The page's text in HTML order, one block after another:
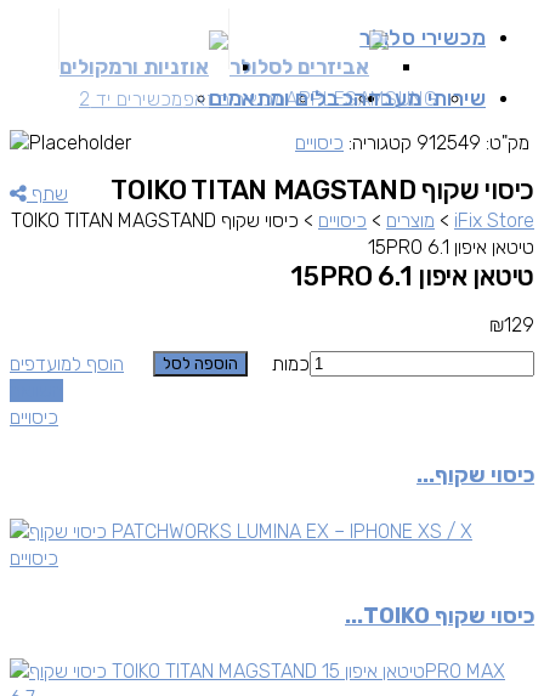
אביזרים לסלולר אוזניות ורמקולים
מכשירי סלולר
SAMSUNG
APPLEמכשירים זאפמכשירים יד 2 שירותי מעבדהכבלים ומתאמים
שתף
iFix Store
> מוצרים > כיסויים >
כיסוי שקוף TOIKO TITAN MAGSTAND
טיטאן איפון 15PRO 6.1
כיסוי שקוף TOIKO TITAN MAGSTAND
טיטאן איפון 15PRO 6.1
₪129
כמות
הוספה לסל
הוסף למועדפים
מק"ט: 912549 קטגוריה: כיסויים
כיסויים
כיסוי שקוף...
כיסויים
כיסוי שקוף TOIKO...